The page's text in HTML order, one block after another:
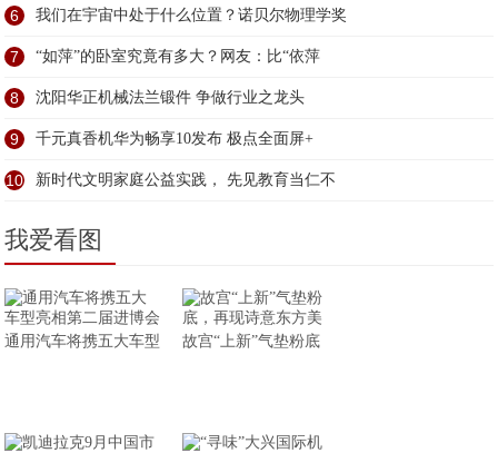
6 我们在宇宙中处于什么位置？诺贝尔物理学奖
7 “如萍”的卧室究竟有多大？网友：比“依萍
8 沈阳华正机械法兰锻件 争做行业之龙头
9 千元真香机华为畅享10发布 极点全面屏+
10 新时代文明家庭公益实践， 先见教育当仁不
我爱看图
通用汽车将携五大车型 故宫“上新”气垫粉底